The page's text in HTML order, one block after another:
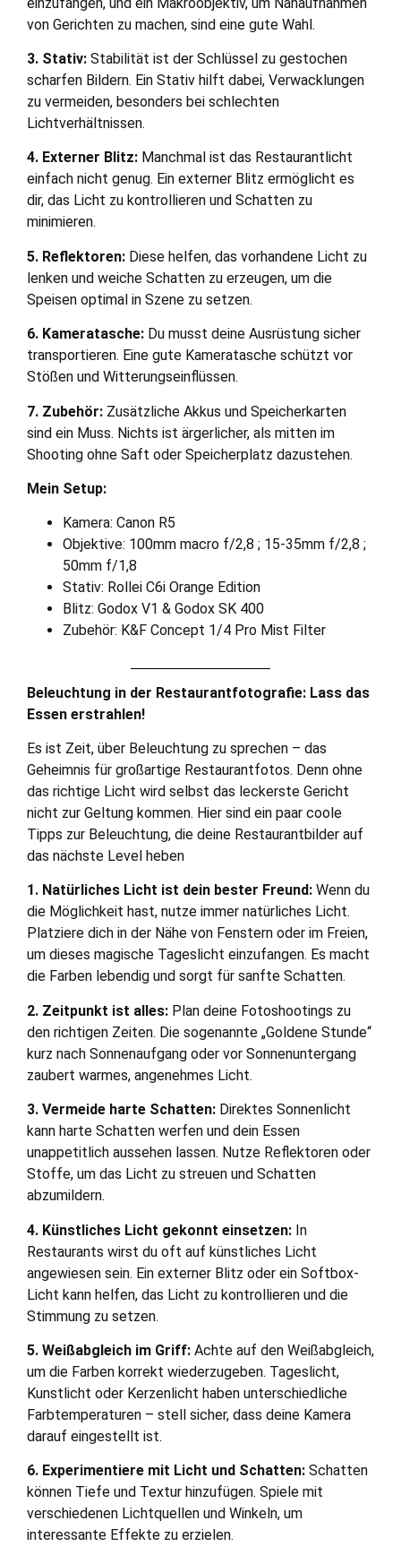
von Gerichten zu machen, sind eine gute Wahl.
3. Stativ: Stabilität ist der Schlüssel zu gestochen
scharfen Bildern. Ein Stativ hilft dabei, Verwacklungen
zu vermeiden, besonders bei schlechten
Lichtverhältnissen.
4. Externer Blitz: Manchmal ist das Restaurantlicht
einfach nicht genug. Ein externer Blitz ermöglicht es
dir, das Licht zu kontrollieren und Schatten zu
minimieren.
5. Reflektoren: Diese helfen, das vorhandene Licht zu
lenken und weiche Schatten zu erzeugen, um die
Speisen optimal in Szene zu setzen.
6. Kameratasche: Du musst deine Ausrüstung sicher
transportieren. Eine gute Kameratasche schützt vor
Stößen und Witterungseinflüssen.
7. Zubehör: Zusätzliche Akkus und Speicherkarten
sind ein Muss. Nichts ist ärgerlicher, als mitten im
Shooting ohne Saft oder Speicherplatz dazustehen.
Mein Setup:
Kamera: Canon R5
Objektive: 100mm macro f/2,8 ; 15-35mm f/2,8 ;
50mm f/1,8
Stativ: Rollei C6i Orange Edition
Blitz: Godox V1 & Godox SK 400
Zubehör: K&F Concept 1/4 Pro Mist Filter
Beleuchtung in der Restaurantfotografie: Lass das
Essen erstrahlen!
Es ist Zeit, über Beleuchtung zu sprechen – das
Geheimnis für großartige Restaurantfotos. Denn ohne
das richtige Licht wird selbst das leckerste Gericht
nicht zur Geltung kommen. Hier sind ein paar coole
Tipps zur Beleuchtung, die deine Restaurantbilder auf
das nächste Level heben
1. Natürliches Licht ist dein bester Freund: Wenn du
die Möglichkeit hast, nutze immer natürliches Licht.
Platziere dich in der Nähe von Fenstern oder im Freien,
um dieses magische Tageslicht einzufangen. Es macht
die Farben lebendig und sorgt für sanfte Schatten.
2. Zeitpunkt ist alles: Plan deine Fotoshootings zu
den richtigen Zeiten. Die sogenannte „Goldene Stunde“
kurz nach Sonnenaufgang oder vor Sonnenuntergang
zaubert warmes, angenehmes Licht.
3. Vermeide harte Schatten: Direktes Sonnenlicht
kann harte Schatten werfen und dein Essen
unappetitlich aussehen lassen. Nutze Reflektoren oder
Stoffe, um das Licht zu streuen und Schatten
abzumildern.
4. Künstliches Licht gekonnt einsetzen: In
Restaurants wirst du oft auf künstliches Licht
angewiesen sein. Ein externer Blitz oder ein Softbox-
Licht kann helfen, das Licht zu kontrollieren und die
Stimmung zu setzen.
5. Weißabgleich im Griff: Achte auf den Weißabgleich,
um die Farben korrekt wiederzugeben. Tageslicht,
Kunstlicht oder Kerzenlicht haben unterschiedliche
Farbtemperaturen – stell sicher, dass deine Kamera
darauf eingestellt ist.
6. Experimentiere mit Licht und Schatten: Schatten
können Tiefe und Textur hinzufügen. Spiele mit
verschiedenen Lichtquellen und Winkeln, um
interessante Effekte zu erzielen.